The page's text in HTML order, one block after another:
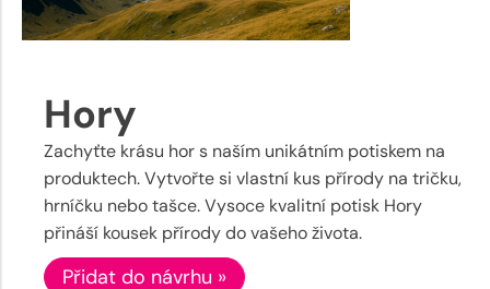
Hory
Zachyťte krásu hor s naším unikátním potiskem na
produktech. Vytvořte si vlastní kus přírody na tričku,
hrníčku nebo tašce. Vysoce kvalitní potisk Hory
přináší kousek přírody do vašeho života.
Přidat do návrhu »